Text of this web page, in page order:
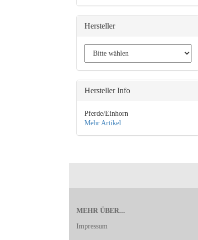
Hersteller
Hersteller Info
Pferde/Einhorn
Mehr Artikel
MEHR ÜBER...
Impressum